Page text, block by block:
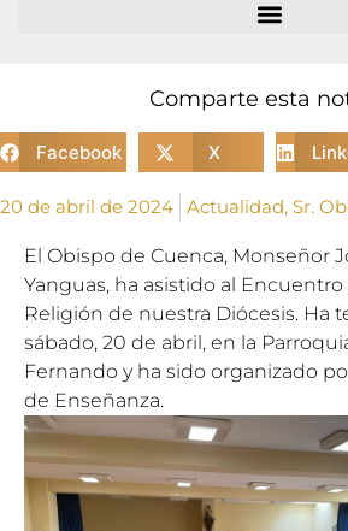
Comparte esta
Facebook X
20 de abril de 2024 Actualidad, Sr.
El Obispo de Cuenca, Monseñor
Yanguas, ha asistido al
Religión de nuestra Diócesis. Ha
sábado, 20 de abril, en la
Fernando y ha sido organizado
de Enseñanza.